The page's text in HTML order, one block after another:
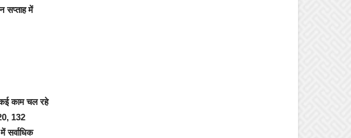
सप्ताह में
कई काम चल रहे
132
सर्वाधिक